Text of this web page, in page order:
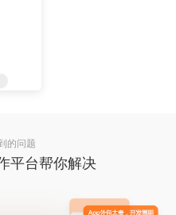
的问题
平台帮你解决